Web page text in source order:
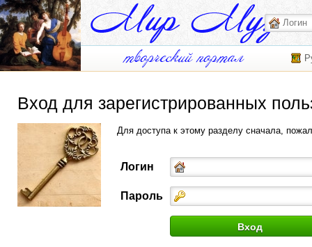
Вход для зарегистрированных
Для доступа к этому разделу сначала,
Логин
Пароль